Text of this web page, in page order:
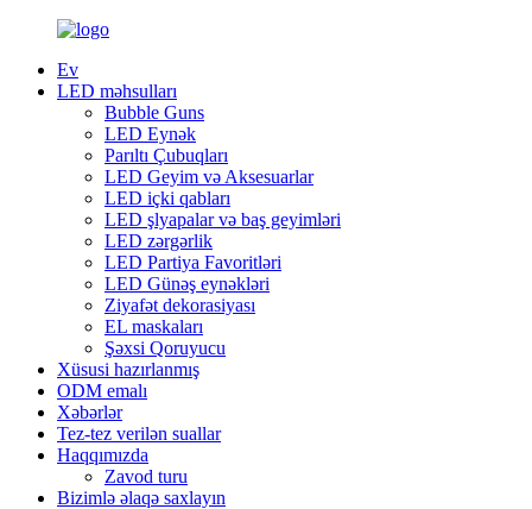
Ev
LED məhsulları
Bubble Guns
LED Eynək
Parıltı Çubuqları
LED Geyim və Aksesuarlar
LED içki qabları
LED şlyapalar və baş geyimləri
LED zərgərlik
LED Partiya Favoritləri
LED Günəş eynəkləri
Ziyafət dekorasiyası
EL maskaları
Şəxsi Qoruyucu
Xüsusi hazırlanmış
ODM emalı
Xəbərlər
Tez-tez verilən suallar
Haqqımızda
Zavod turu
Bizimlə əlaqə saxlayın